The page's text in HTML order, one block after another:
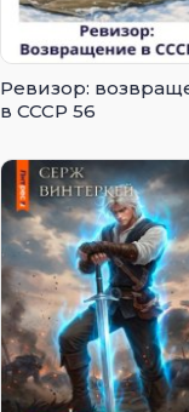
Ревизор:
в СССР 56